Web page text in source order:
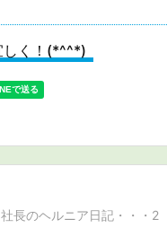
く！(*^^*)
長のヘルニア日記・・・2